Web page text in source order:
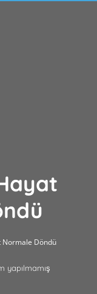
Normale Döndü
yapılmamış